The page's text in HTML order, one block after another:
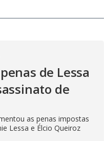
de Lessa
de
as penas impostas
Lessa e Élcio Queiroz